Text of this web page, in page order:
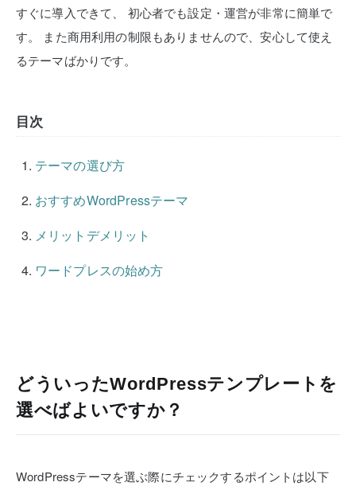
すぐに導入できて、
初心者でも設定・運営が非常に簡単で
す。
また商用利用の制限もありませんので、安心して使え
るテーマばかりです。
目次
テーマの選び方
おすすめWordPressテーマ
メリットデメリット
ワードプレスの始め方
どういったWordPressテンプレートを
選べばよいですか？
WordPressテーマを選ぶ際にチェックするポイントは以下